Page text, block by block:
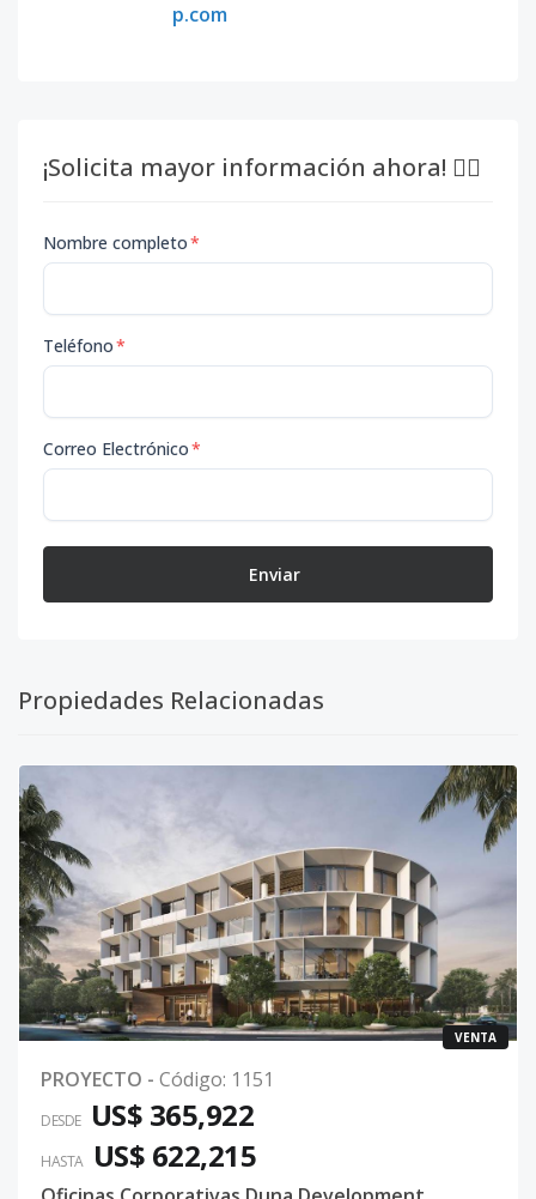
p.com
¡Solicita mayor información ahora! 👇🏽
Nombre completo*
Teléfono*
Correo Electrónico*
Enviar
Propiedades Relacionadas
VENTA
PROYECTO - Código: 1151
DESDE US$ 365,922
HASTA US$ 622,215